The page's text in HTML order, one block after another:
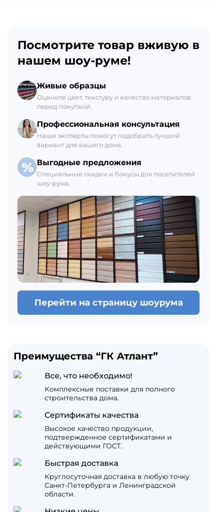
Ежедневно с 8:00 до 21:00
В наличии 73 шт.
Склад Гатчина
+7 (812) 309-42-27, доб. 6
Ежедневно с 8:00 до 21:00
В наличии 35 шт.
Посмотрите товар вживую в
нашем шоу-руме!
Живые образцы
Оцените цвет, текстуру и качество материалов
перед покупкой.
Профессиональная консультация
Наши эксперты помогут подобрать лучший
вариант для вашего дома.
Выгодные предложения
Специальные скидки и бонусы для посетителей
шоу-рума.
Перейти на страницу шоурума
Преимущества “ГК Атлант”
Все, что необходимо!
Комплексные поставки для полного
строительства дома.
Сертификаты качества
Высокое качество продукции,
подтвержденное сертификатами и
действующими ГОСТ.
Быстрая доставка
Круглосуточная доставка в любую точку
Санкт-Петербурга и Ленинградской
области.